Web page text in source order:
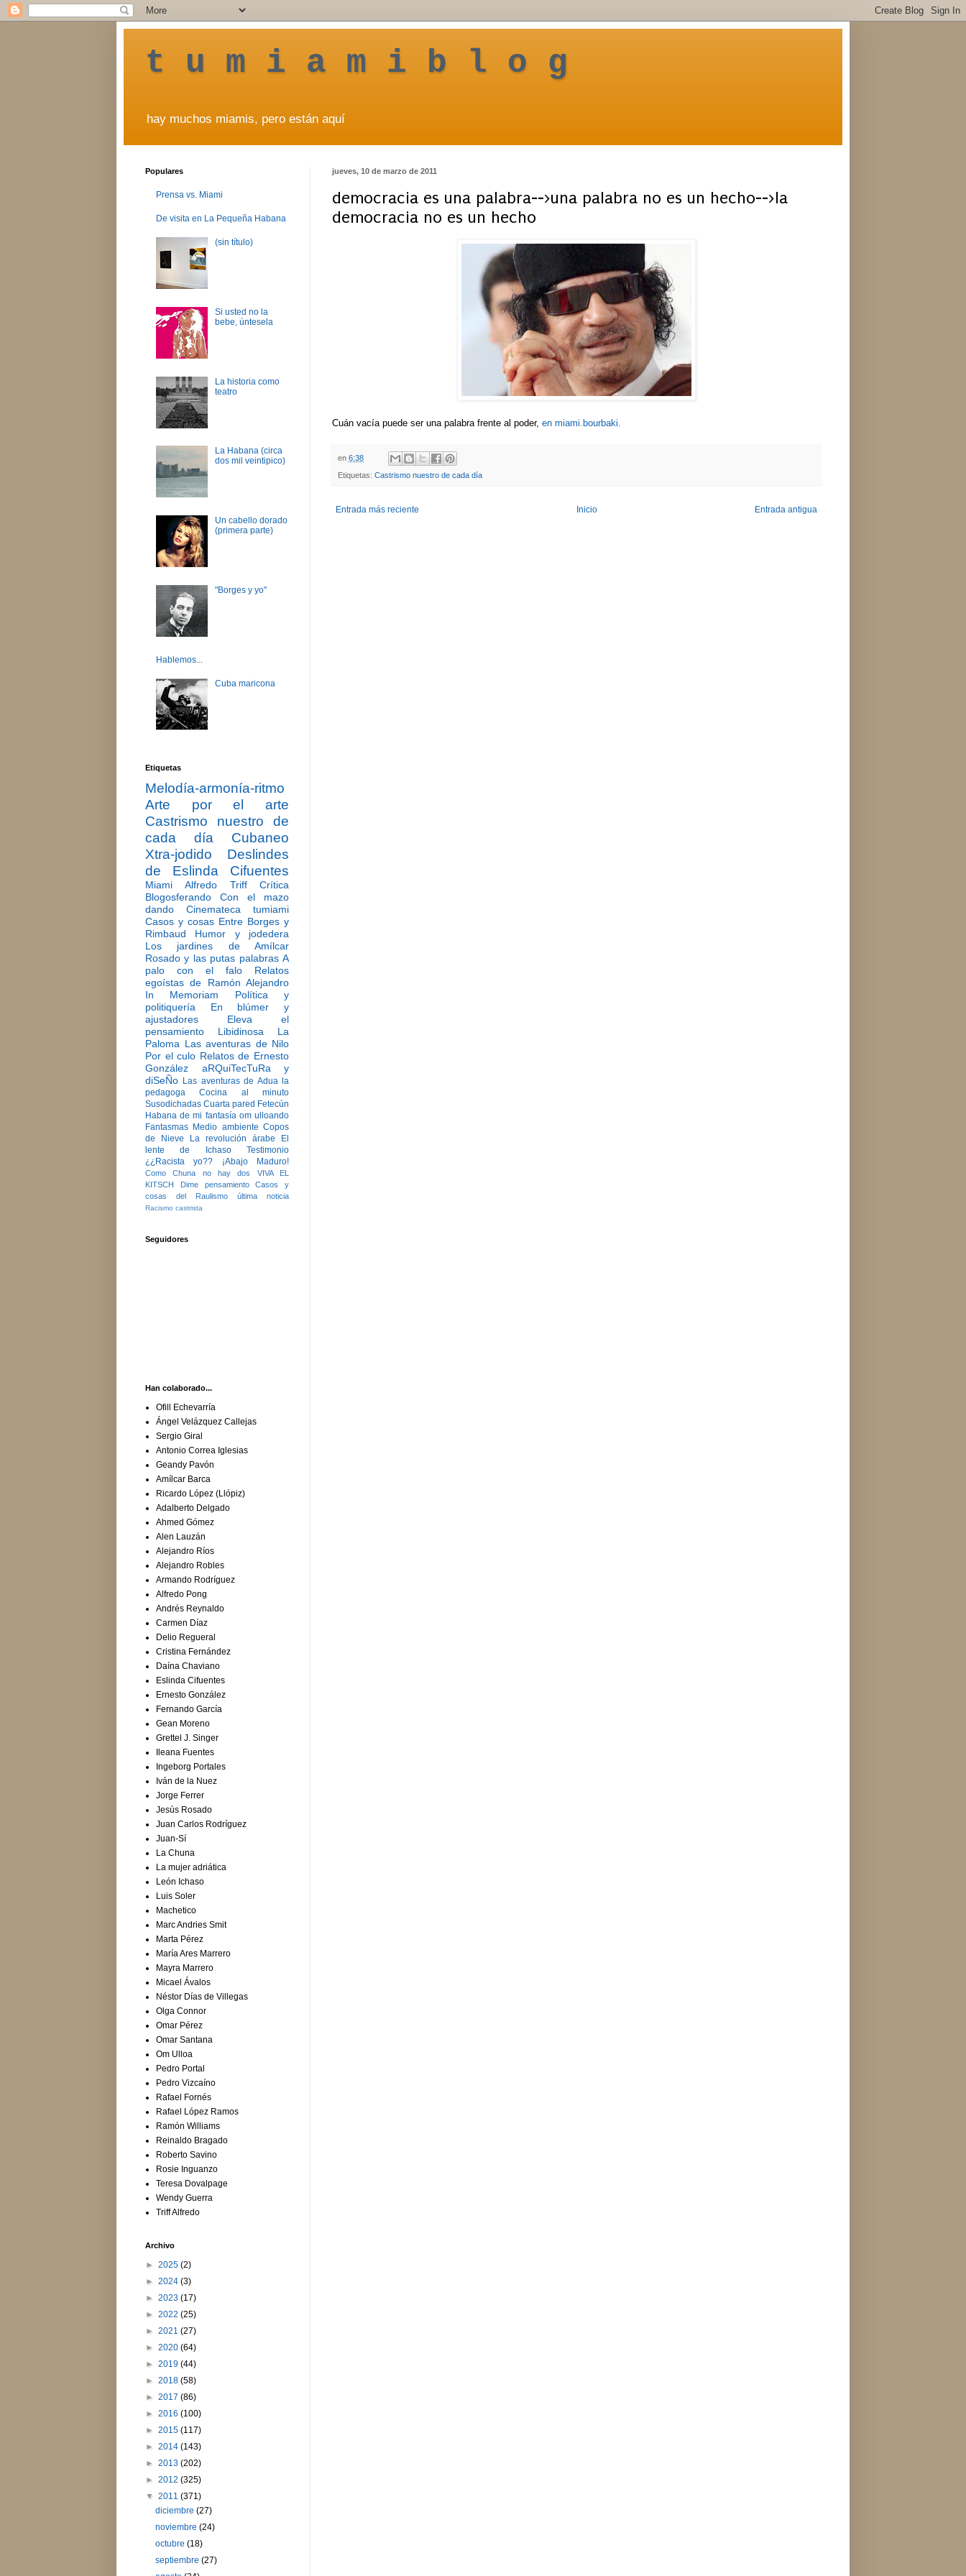
t u m i a m i b l o g
hay muchos miamis, pero están aquí
jueves, 10 de marzo de 2011
democracia es una palabra-->una palabra no es un hecho-->la
democracia no es un hecho
Cuán vacía puede ser una palabra frente al poder, en miami.bourbaki.
en 6:38
Etiquetas: Castrismo nuestro de cada día
Entrada más reciente Entrada antigua
Inicio
Populares
Prensa vs. Miami
De visita en La Pequeña Habana
(sin título)
Si usted no la
bebe, úntesela
La historia como
teatro
La Habana (circa
dos mil veintipico)
Un cabello dorado
(primera parte)
"Borges y yo"
Hablemos...
Cuba maricona
Etiquetas
Melodía-armonía-ritmo
Arte por el arte
Castrismo nuestro de
cada día
Cubaneo
Xtra-jodido
Deslindes
de Eslinda Cifuentes
Miami Alfredo Triff
Crítica
Blogosferando
Con el mazo
dando
Cinemateca tumiami
Casos y cosas Entre Borges y
Rimbaud
Humor y jodedera
Los jardines de Amílcar
Rosado y las putas palabras A
palo con el falo
Relatos
egoístas de Ramón Alejandro
In Memoriam
Política y
politiquería
En blúmer y
ajustadores
Eleva el
pensamiento
Libidinosa
La
Paloma Las aventuras de Nilo
Por el culo Relatos de Ernesto
González
aRQuiTecTuRa y
diSeÑo Las aventuras de Adua la
pedagoga
Cocina al minuto
Susodichadas Cuarta pared Fetecún
Habana de mi fantasía om ulloando
Fantasmas Medio ambiente Copos
de Nieve
La revolución árabe
El
lente de Ichaso
Testimonio
¿¿Racista yo??
¡Abajo Maduro!
Como Chuna no hay dos
VIVA EL
KITSCH
Dime pensamiento
Casos y
cosas del Raulismo
última noticia
Racismo castrista
Seguidores
Han colaborado...
Ofill Echevarría
Ángel Velázquez Callejas
Sergio Giral
Antonio Correa Iglesias
Geandy Pavón
Amílcar Barca
Ricardo López (Llópiz)
Adalberto Delgado
Ahmed Gómez
Alen Lauzán
Alejandro Ríos
Alejandro Robles
Armando Rodríguez
Alfredo Pong
Andrés Reynaldo
Carmen Díaz
Delio Regueral
Cristina Fernández
Daína Chaviano
Eslinda Cifuentes
Ernesto González
Fernando García
Gean Moreno
Grettel J. Singer
Ileana Fuentes
Ingeborg Portales
Iván de la Nuez
Jorge Ferrer
Jesús Rosado
Juan Carlos Rodríguez
Juan-Sí
La Chuna
La mujer adriática
León Ichaso
Luis Soler
Machetico
Marc Andries Smit
Marta Pérez
María Ares Marrero
Mayra Marrero
Micael Ávalos
Néstor Días de Villegas
Olga Connor
Omar Pérez
Omar Santana
Om Ulloa
Pedro Portal
Pedro Vizcaíno
Rafael Fornés
Rafael López Ramos
Ramón Williams
Reinaldo Bragado
Roberto Savino
Rosie Inguanzo
Teresa Dovalpage
Wendy Guerra
Triff Alfredo
Archivo
► 2025 (2)
► 2024 (3)
► 2023 (17)
► 2022 (25)
► 2021 (27)
► 2020 (64)
► 2019 (44)
► 2018 (58)
► 2017 (86)
► 2016 (100)
► 2015 (117)
► 2014 (143)
► 2013 (202)
► 2012 (325)
▼ 2011 (371)
diciembre(27)
noviembre(24)
octubre(18)
septiembre(27)